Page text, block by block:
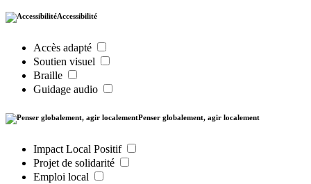
Accessibilité
Accès adapté
Soutien visuel
Braille
Guidage audio
Penser globalement, agir localement
Impact Local Positif
Projet de solidarité
Emploi local